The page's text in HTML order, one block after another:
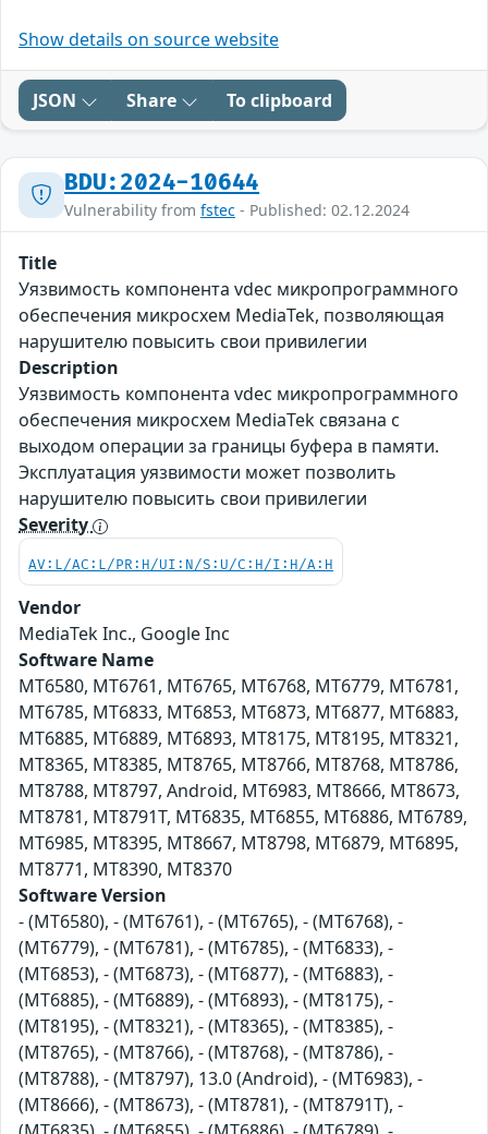
Show details on source website
JSON Share To clipboard
BDU:2024-10644
Vulnerability from fstec - Published: 02.12.2024
Title
Уязвимость компонента vdec микропрограммного
обеспечения микросхем MediaTek, позволяющая
нарушителю повысить свои привилегии
Description
Уязвимость компонента vdec микропрограммного
обеспечения микросхем MediaTek связана с
выходом операции за границы буфера в памяти.
Эксплуатация уязвимости может позволить
нарушителю повысить свои привилегии
Severity
AV:L/AC:L/PR:H/UI:N/S:U/C:H/I:H/A:H
Vendor
MediaTek Inc., Google Inc
Software Name
MT6580, MT6761, MT6765, MT6768, MT6779, MT6781,
MT6785, MT6833, MT6853, MT6873, MT6877, MT6883,
MT6885, MT6889, MT6893, MT8175, MT8195, MT8321,
MT8365, MT8385, MT8765, MT8766, MT8768, MT8786,
MT8788, MT8797, Android, МТ6983, МТ8666, МТ8673,
МТ8781, МТ8791Т, MT6835, MT6855, MT6886, MT6789,
MT6985, MT8395, MT8667, MT8798, MT6879, MT6895,
MT8771, MT8390, MT8370
Software Version
- (MT6580), - (MT6761), - (MT6765), - (MT6768), -
(MT6779), - (MT6781), - (MT6785), - (MT6833), -
(MT6853), - (MT6873), - (MT6877), - (MT6883), -
(MT6885), - (MT6889), - (MT6893), - (MT8175), -
(MT8195), - (MT8321), - (MT8365), - (MT8385), -
(MT8765), - (MT8766), - (MT8768), - (MT8786), -
(MT8788), - (MT8797), 13.0 (Android), - (МТ6983), -
(МТ8666), - (МТ8673), - (МТ8781), - (МТ8791Т), -